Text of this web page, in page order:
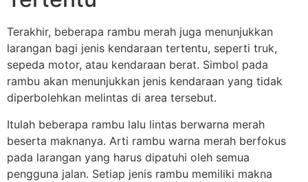
Terakhir, beberapa rambu merah juga menunjukkan
larangan bagi jenis kendaraan tertentu, seperti truk,
sepeda motor, atau kendaraan berat. Simbol pada
rambu akan menunjukkan jenis kendaraan yang tidak
diperbolehkan melintas di area tersebut.
Itulah beberapa rambu lalu lintas berwarna merah
beserta maknanya. Arti rambu warna merah berfokus
pada larangan yang harus dipatuhi oleh semua
pengguna jalan. Setiap jenis rambu memiliki makna